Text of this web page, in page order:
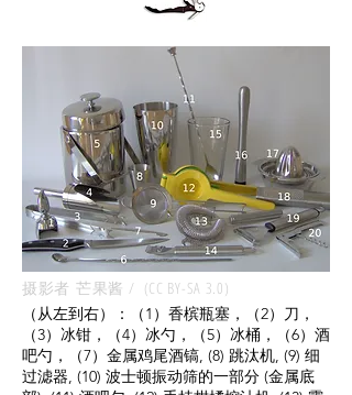
摄影者 芒果酱 / (CC BY-SA 3.0)
（从左到右）：（1）香槟瓶塞，（2）刀，
（3）冰钳，（4）冰勺，（5）冰桶，（6）酒
吧勺，（7）金属鸡尾酒镐, (8) 跳汰机, (9) 细
过滤器, (10) 波士顿振动筛的一部分 (金属底